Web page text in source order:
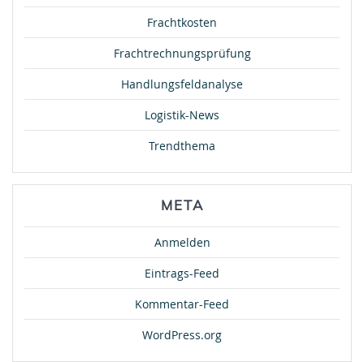
Frachtkosten
Frachtrechnungsprüfung
Handlungsfeldanalyse
Logistik-News
Trendthema
META
Anmelden
Eintrags-Feed
Kommentar-Feed
WordPress.org